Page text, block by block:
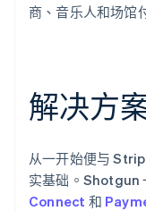
商、音乐人和场馆
解决方
从一开始便与
实基础。Shotgun
Connect 和